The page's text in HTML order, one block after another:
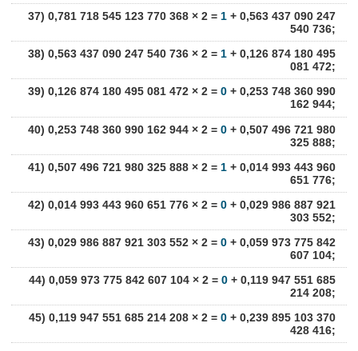
37) 0,781 718 545 123 770 368 × 2 = 1+ 0,563 437 090 247
540 736;
38) 0,563 437 090 247 540 736 × 2 = 1+ 0,126 874 180 495
081 472;
39) 0,126 874 180 495 081 472 × 2 = 0+ 0,253 748 360 990
162 944;
40) 0,253 748 360 990 162 944 × 2 = 0+ 0,507 496 721 980
325 888;
41) 0,507 496 721 980 325 888 × 2 = 1+ 0,014 993 443 960
651 776;
42) 0,014 993 443 960 651 776 × 2 = 0+ 0,029 986 887 921
303 552;
43) 0,029 986 887 921 303 552 × 2 = 0+ 0,059 973 775 842
607 104;
44) 0,059 973 775 842 607 104 × 2 = 0+ 0,119 947 551 685
214 208;
45) 0,119 947 551 685 214 208 × 2 = 0+ 0,239 895 103 370
428 416;